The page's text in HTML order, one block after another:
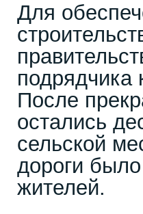
Для
подрядчика
После
остались
сельской
дороги
жителей.